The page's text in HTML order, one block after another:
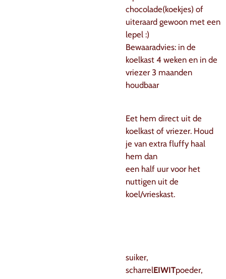
chocolade(koekjes) of
uiteraard gewoon met een
lepel :)
Bewaaradvies: in de
koelkast 4 weken en in de
vriezer 3 maanden
houdbaar
Eet hem direct uit de
koelkast of vriezer. Houd
je van extra fluffy haal
hem dan
een half uur voor het
nuttigen uit de
koel/vrieskast.
suiker,
scharrelEIWITpoeder,